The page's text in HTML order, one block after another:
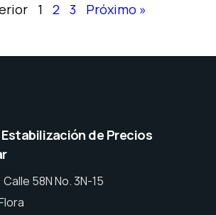
1 2 3 Próximo »
de Precios
Calle 58N No. 3N-15